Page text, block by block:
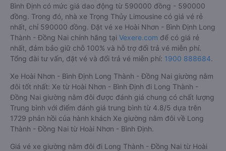
Bình Định có mức giá dao động từ 590000 đồng - 590000
đồng. Trong đó, nhà xe Trọng Thủy Limousine có giá vé rẻ
nhất, chỉ 590000 đồng. Đặt vé xe Hoài Nhơn - Bình Định Long
Thành - Đồng Nai chính hãng tại Vexere.com để có giá rẻ
nhất, đảm bảo giữ chỗ 100% và hỗ trợ đổi trả vé miễn phí.
Tổng đài tư vấn, đặt vé và đổi trả vé miễn phí: 1900 888684.
Xe Hoài Nhơn - Bình Định Long Thành - Đồng Nai giường nằm
đôi tốt nhất: Xe từ Hoài Nhơn - Bình Định đi Long Thành -
Đồng Nai giường nằm đôi được đánh giá chung có chất lượng
Trung bình với điểm đánh giá trung bình từ 4.8/5 dựa trên
1729 phản hồi của hành khách Xe giường nằm đôi về Long
Thành - Đồng Nai từ Hoài Nhơn - Bình Định.
Giá vé xe giường nằm đôi đi Long Thành - Đồng Nai từ Hoài